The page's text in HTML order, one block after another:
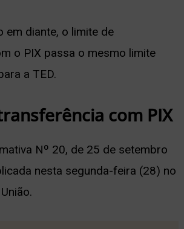
em diante, o limite de
o PIX passa o mesmo limite
a TED.
com PIX
Nº 20, de 25 de setembro
nesta segunda-feira (28) no